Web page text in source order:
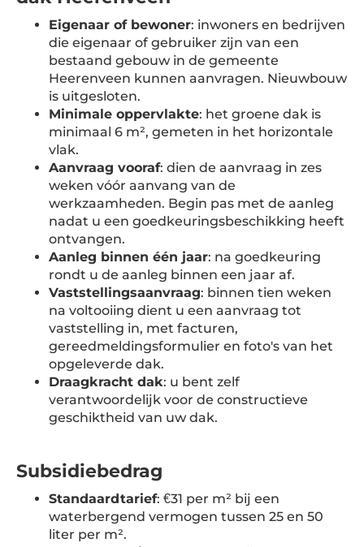
Eigenaar of bewoner: inwoners en bedrijven
die eigenaar of gebruiker zijn van een
bestaand gebouw in de gemeente
Heerenveen kunnen aanvragen. Nieuwbouw
is uitgesloten.
Minimale oppervlakte: het groene dak is
minimaal 6 m², gemeten in het horizontale
vlak.
Aanvraag vooraf: dien de aanvraag in zes
weken vóór aanvang van de
werkzaamheden. Begin pas met de aanleg
nadat u een goedkeuringsbeschikking heeft
ontvangen.
Aanleg binnen één jaar: na goedkeuring
rondt u de aanleg binnen een jaar af.
Vaststellingsaanvraag: binnen tien weken
na voltooiing dient u een aanvraag tot
vaststelling in, met facturen,
gereedmeldingsformulier en foto's van het
opgeleverde dak.
Draagkracht dak: u bent zelf
verantwoordelijk voor de constructieve
geschiktheid van uw dak.
Subsidiebedrag
Standaardtarief: €31 per m² bij een
waterbergend vermogen tussen 25 en 50
liter per m².